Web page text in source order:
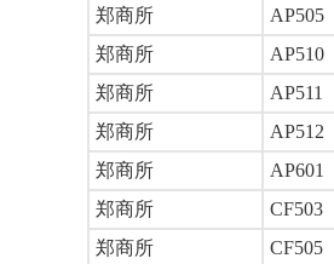
郑商所
AP505
郑商所
AP510
郑商所
AP511
郑商所
AP512
郑商所
AP601
郑商所
CF503
郑商所
CF505